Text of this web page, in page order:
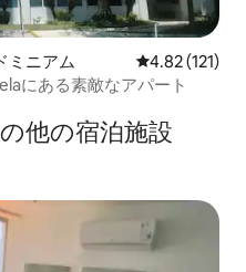
ミニアム レビュー121
4.82 (121)
にある素敵なアパート
他の宿泊施設